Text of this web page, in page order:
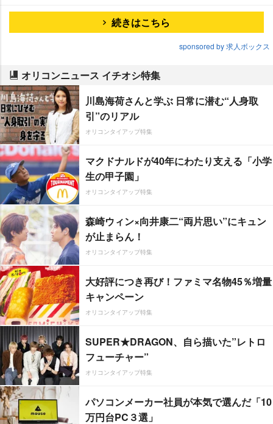
続きはこちら
sponsored by 求人ボックス
オリコンニュース イチオシ特集
川島海荷さんと学ぶ 日常に潜む“人身取
引”のリアル
オリコンタイアップ特集
マクドナルドが40年にわたり支える「小学
生の甲子園」
オリコンタイアップ特集
森崎ウィン×向井康二“両片思い”にキュン
が止まらん！
オリコンタイアップ特集
大好評につき再び！ファミマ名物45％増量
キャンペーン
オリコンタイアップ特集
SUPER★DRAGON、自ら描いた”レトロ
フューチャー”
オリコンタイアップ特集
パソコンメーカー社員が本気で選んだ「10
万円台PC３選」